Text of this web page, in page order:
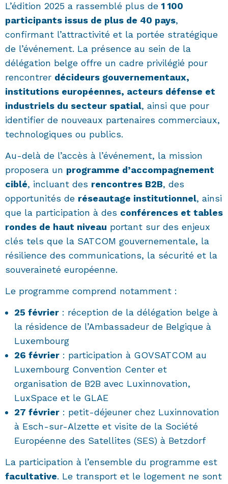
L’édition 2025 a rassemblé plus de 1 100
participants issus de plus de 40 pays,
confirmant l’attractivité et la portée stratégique
de l’événement. La présence au sein de la
délégation belge offre un cadre privilégié pour
rencontrer décideurs gouvernementaux,
institutions européennes, acteurs défense et
industriels du secteur spatial, ainsi que pour
identifier de nouveaux partenaires commerciaux,
technologiques ou publics.
Au-delà de l’accès à l’événement, la mission
proposera un programme d’accompagnement
ciblé, incluant des rencontres B2B, des
opportunités de réseautage institutionnel, ainsi
que la participation à des conférences et tables
rondes de haut niveau portant sur des enjeux
clés tels que la SATCOM gouvernementale, la
résilience des communications, la sécurité et la
souveraineté européenne.
Le programme comprend notamment :
25 février: réception de la délégation belge à
la résidence de l’Ambassadeur de Belgique à
Luxembourg
26 février: participation à GOVSATCOM au
Luxembourg Convention Center et
organisation de B2B avec Luxinnovation,
LuxSpace et le GLAE
27 février: petit-déjeuner chez Luxinnovation
à Esch-sur-Alzette et visite de la Société
Européenne des Satellites (SES) à Betzdorf
La participation à l’ensemble du programme est
facultative. Le transport et le logement ne sont